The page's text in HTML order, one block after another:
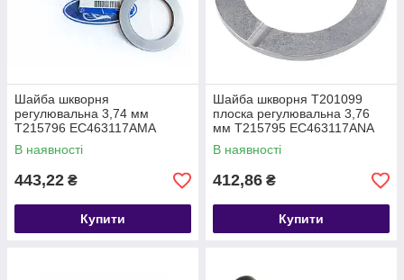
Шайба шкворня
регулювальна 3,74 мм
T215796 EC463117AMA
В наявності
443,22 ₴
Купити
Шайба шкворня T201099
плоска регулювальна 3,76
мм T215795 EC463117ANA
В наявності
412,86 ₴
Купити